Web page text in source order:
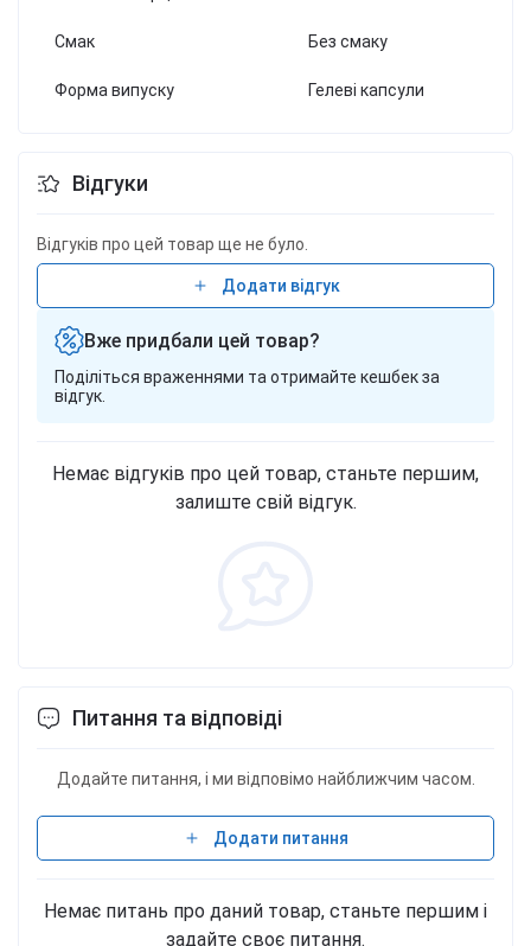
Смак Без смаку
Форма випуску Гелеві капсули
Відгуки
Відгуків про цей товар ще не було.
Додати відгук
Вже придбали цей товар?
Поділіться враженнями та отримайте кешбек за
відгук.
Немає відгуків про цей товар, станьте першим,
залиште свій відгук.
Питання та відповіді
Додайте питання, і ми відповімо найближчим часом.
Додати питання
Немає питань про даний товар, станьте першим і
задайте своє питання.